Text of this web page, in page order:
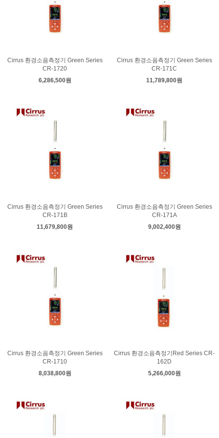
Cirrus 환경소음측정기 Green Series
CR-1720
6,286,500원
Cirrus 환경소음측정기 Green Series
CR-171C
11,789,800원
Cirrus 환경소음측정기 Green Series
CR-171B
11,679,800원
Cirrus 환경소음측정기 Green Series
CR-171A
9,002,400원
Cirrus 환경소음측정기 Green Series
CR-1710
8,038,800원
Cirrus 환경소음측정기Red Series CR-
162D
5,266,000원